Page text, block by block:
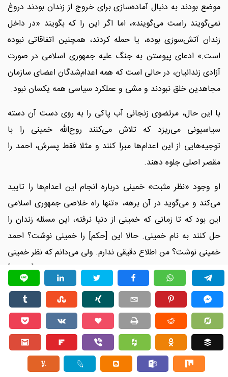
موضع بودند به دنبال آماده‌سازی برای خروج از زندان بودند دروغ
نمی‌گویند راست می‌گویند»، اما اگر این را که بگویند «در داخل
زندان آتش‌سوزی بوده، یا حمله کردند، همچنین اتفاقاتی نبوده
است.» ادعای پیوستن به جنگ علیه جمهوری اسلامی در صورت
آزادی زندانیان، در حالی است که همه اعدام‌شدگان اعضای سازمان
مجاهدین خلق نبودند و مشی و عملکرد سیاسی همه یکسان نبود.
با این حال، مرتضوی زنجانی آب پاکی را به روی دست آن دسته
سیاسیونی می‌ریزد که تلاش می‌کنند روح‌الله خمینی را با
توجیه‌هایی از این اعدام‌ها مبرا کنند و مثلا فقط پسرش، احمد را
مقصر اصلی جلوه دهند.
او وجود «نظر مثبت» خمینی درباره انجام این اعدام‌ها را تایید
می‌کند و می‌گوید در آن برهه، «تنها راه خلاصی جمهوری اسلامی
این بود که تا زمانی که خمینی از دنیا نرفته، این مسئله زندان را
حل کنند به نام خمینی. حالا این [حکم] را خمینی نوشت؟ احمد
خمینی نوشت؟ من اطلاع دقیقی ندارم. ولی می‌دانم که نظر خمینی
بوده، شاید متن و عنوانش فرق می‌کرده، و الا نظر ایشان [خمینی]
بود، اگر نظر ایشان نبود من از جمهوری اسلامی برنمی‌گشتم.»
رئیس وقت زندان اوین تاکید می‌کند که مقام‌های جمهوری اسلامی
«می‌خواستند با این اعدام‌ها کلا صورت مسئله را پاک کنند.
[بگویند] ما دیگر چیزی به عنوان گروه‌های سیاسی مخالف نداریم.»
او این تلاش جمهوری اسلامی در «خاموش کردن» مخالفان را